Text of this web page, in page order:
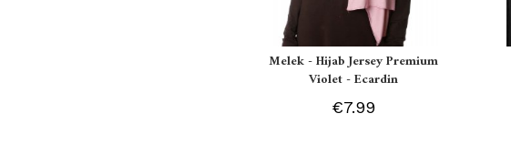
Melek - Hijab Jersey Premium
Violet - Ecardin
€7.99